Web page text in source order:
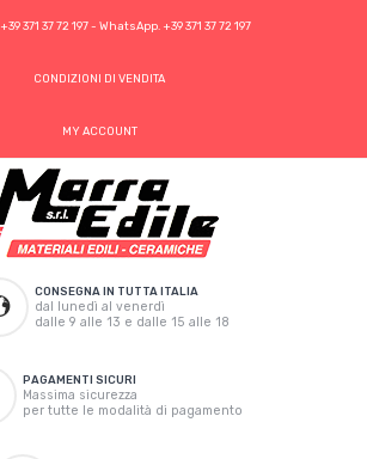
+39 371 37 72 197- WhatsApp. +39 371 37 72 197
CONDIZIONI DI VENDITA
MY ACCOUNT
CONSEGNA IN TUTTA ITALIA
dal lunedì al venerdì
dalle 9 alle 13 e dalle 15 alle 18
PAGAMENTI SICURI
Massima sicurezza
per tutte le modalità di pagamento